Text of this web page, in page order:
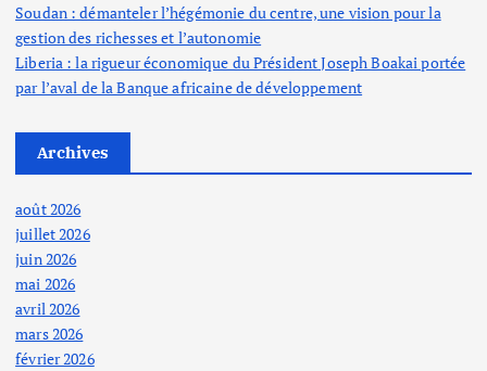
Soudan : démanteler l’hégémonie du centre, une vision pour la
gestion des richesses et l’autonomie
Liberia : la rigueur économique du Président Joseph Boakai portée
par l’aval de la Banque africaine de développement
Archives
août 2026
juillet 2026
juin 2026
mai 2026
avril 2026
mars 2026
février 2026